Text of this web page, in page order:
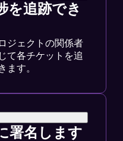
を追跡でき
ジェクトの関係者
て各チケットを追
ます。
署名します